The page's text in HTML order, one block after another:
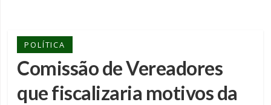
POLÍTICA
Comissão de Vereadores
que fiscalizaria motivos da